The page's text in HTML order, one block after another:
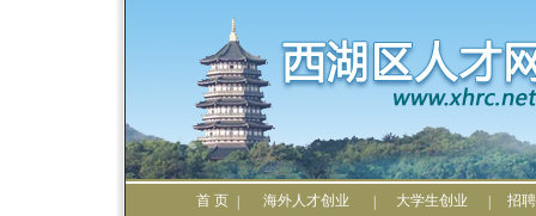
首 页 海外人才创业 大学生创业 招